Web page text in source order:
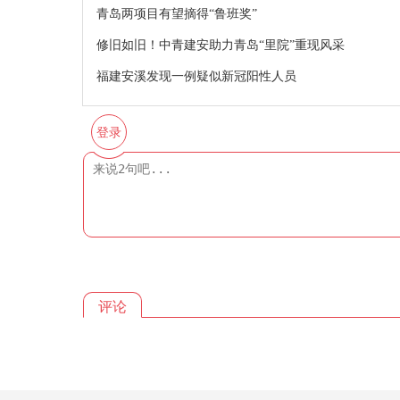
青岛两项目有望摘得“鲁班奖”
修旧如旧！中青建安助力青岛“里院”重现风采
福建安溪发现一例疑似新冠阳性人员
登录
评论